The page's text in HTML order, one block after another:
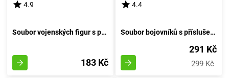
4.9
Soubor vojenských figur s příslušenstvím a válečnou technikou v obalu
183 Kč
4.4
Soubor bojovníků s příslušenstvím a vojenskými prostředky
291 Kč
299 Kč